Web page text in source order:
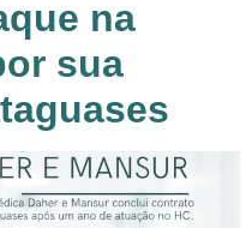
na
sua